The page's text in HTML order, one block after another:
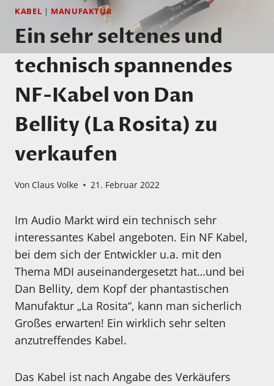
KABEL | MANUFAKTUR
Ein sehr seltenes und
technisch spannendes
NF-Kabel von Dan
Bellity (La Rosita) zu
verkaufen
Von Claus Volke 21. Februar 2022
Im Audio Markt wird ein technisch sehr
interessantes Kabel angeboten. Ein NF Kabel,
bei dem sich der Entwickler u.a. mit den
Thema MDI auseinandergesetzt hat…und bei
Dan Bellity, dem Kopf der phantastischen
Manufaktur „La Rosita“, kann man sicherlich
Großes erwarten! Ein wirklich sehr selten
anzutreffendes Kabel.
Das Kabel ist nach Angabe des Verkäufers